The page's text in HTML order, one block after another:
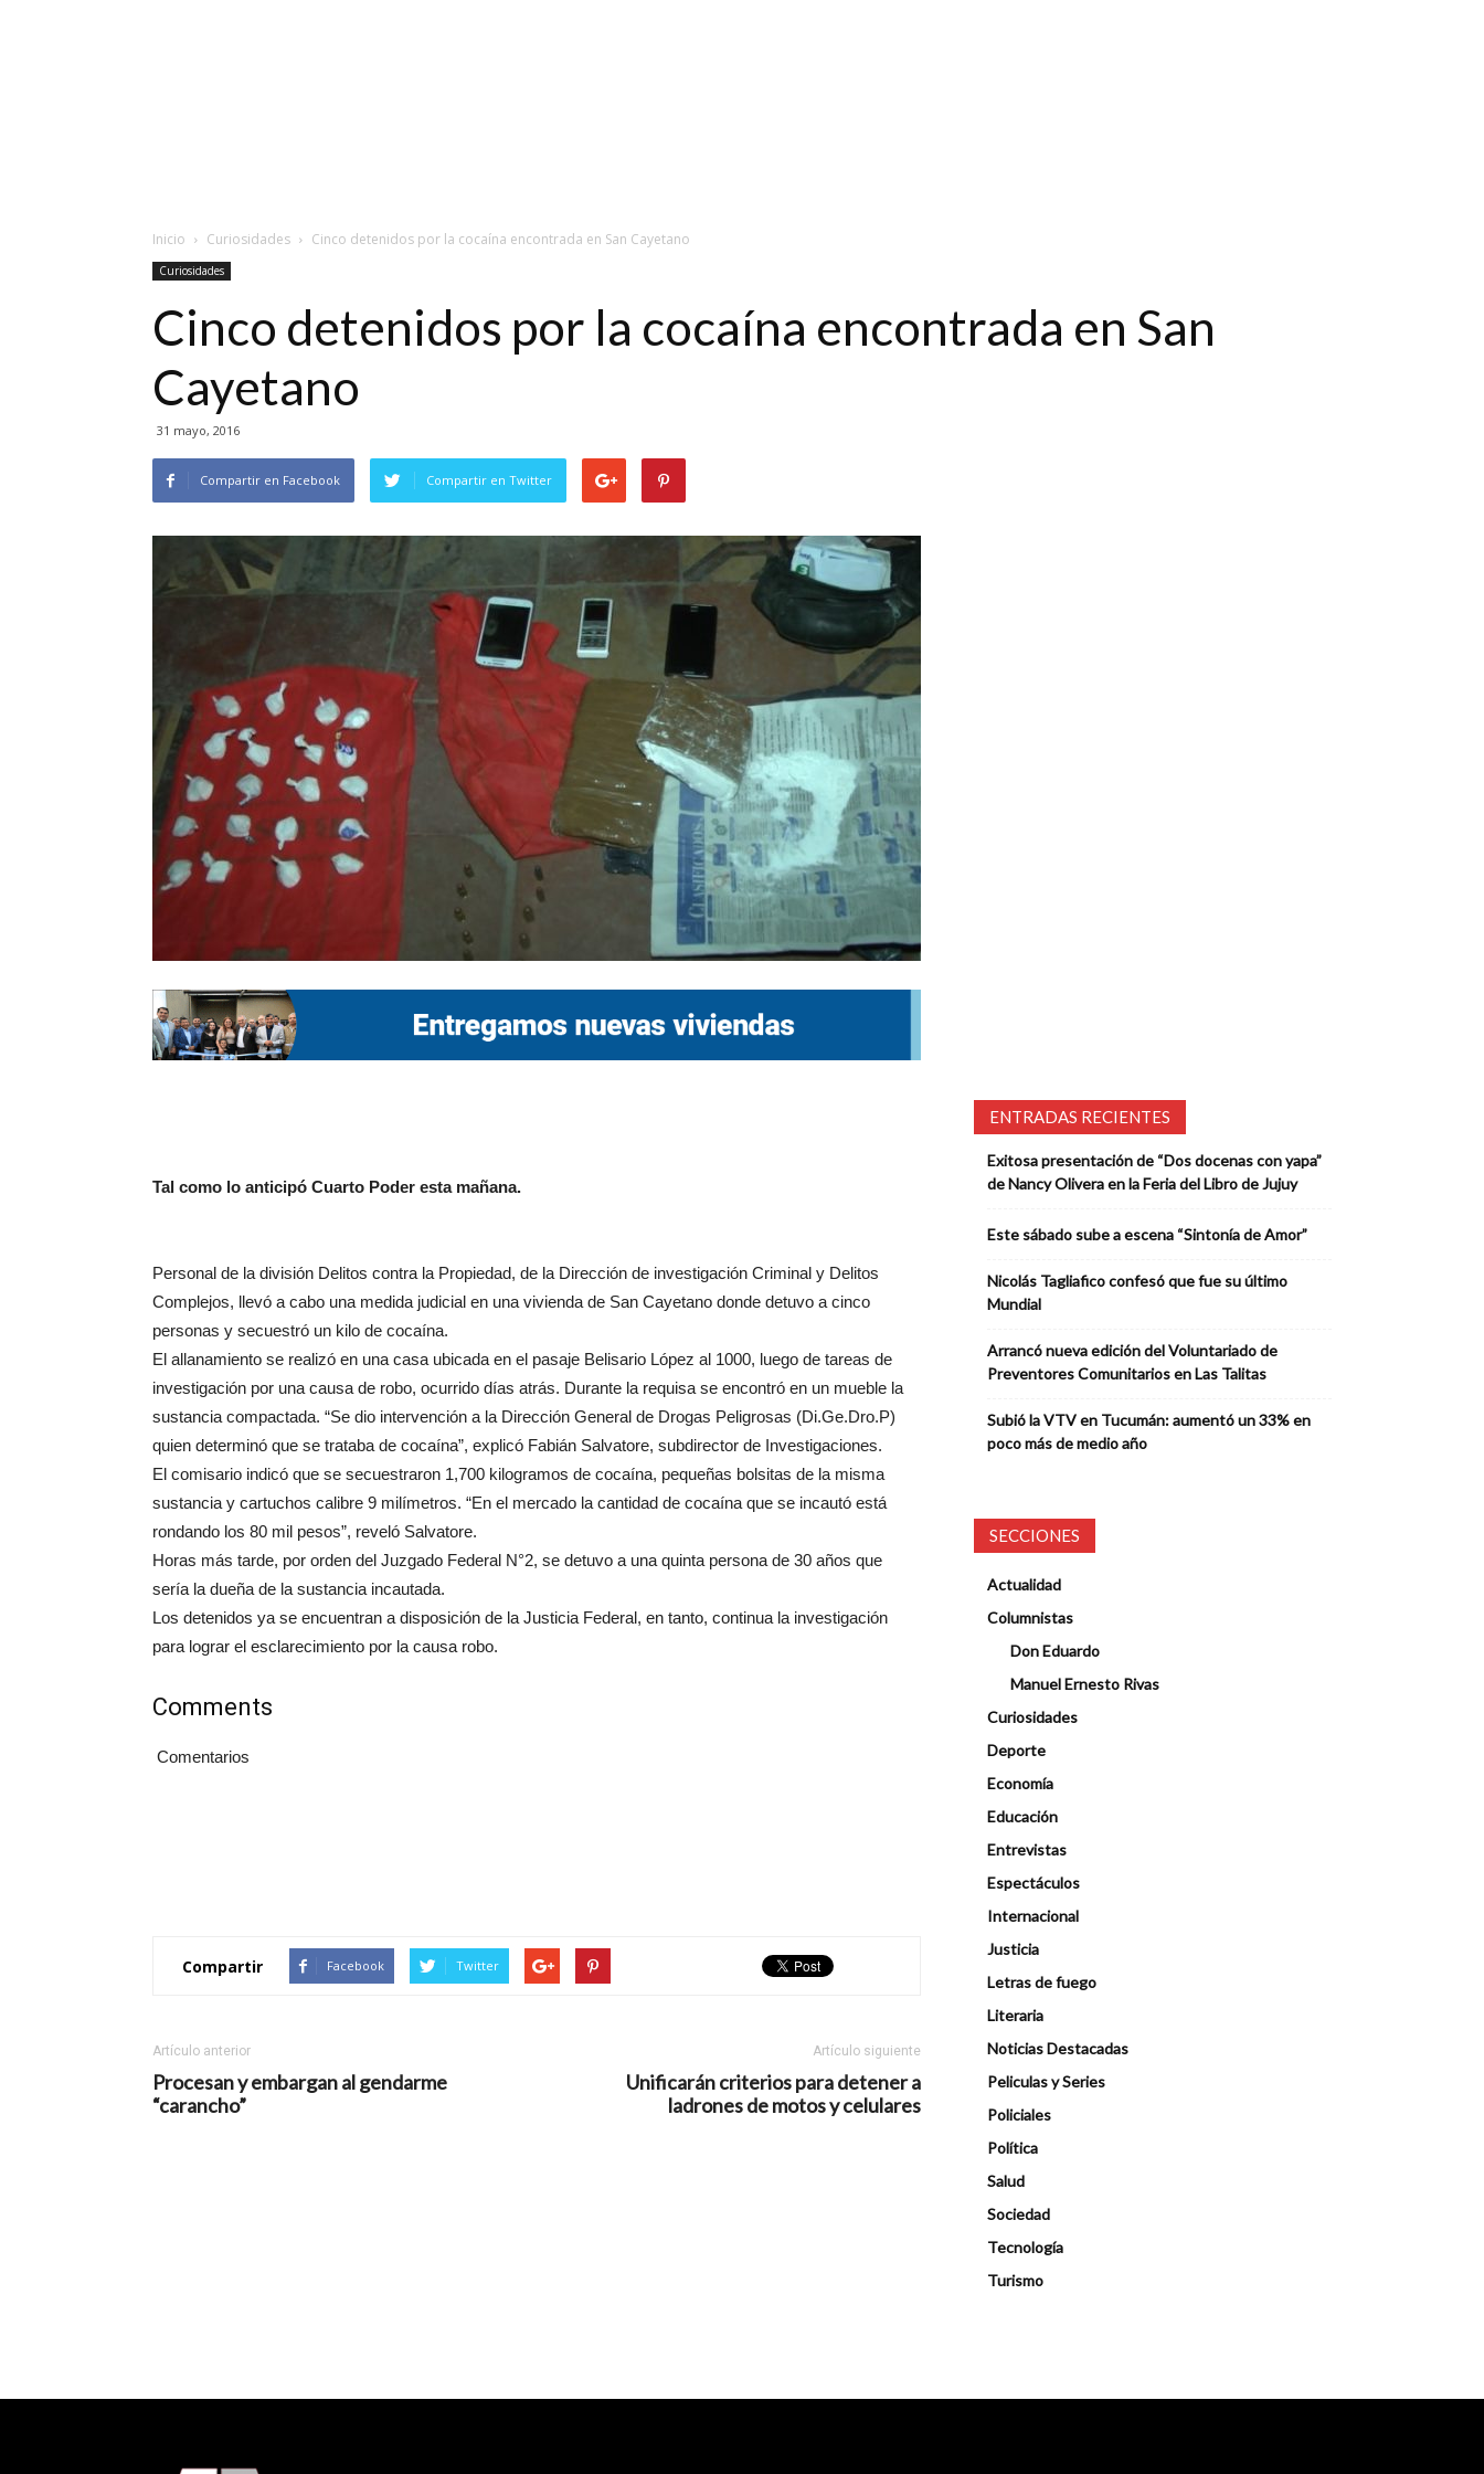
Inicio Curiosidades Cinco detenidos por la cocaína encontrada en San Cayetano
Curiosidades
Cinco detenidos por la cocaína encontrada en San
Cayetano
31 mayo, 2016
Compartir en Facebook Compartir en Twitter
Tal como lo anticipó Cuarto Poder esta mañana.
Personal de la división Delitos contra la Propiedad, de la Dirección de investigación Criminal y Delitos
Complejos, llevó a cabo una medida judicial en una vivienda de San Cayetano donde detuvo a cinco
personas y secuestró un kilo de cocaína.
El allanamiento se realizó en una casa ubicada en el pasaje Belisario López al 1000, luego de tareas de
investigación por una causa de robo, ocurrido días atrás. Durante la requisa se encontró en un mueble la
sustancia compactada. “Se dio intervención a la Dirección General de Drogas Peligrosas (Di.Ge.Dro.P)
quien determinó que se trataba de cocaína”, explicó Fabián Salvatore, subdirector de Investigaciones.
El comisario indicó que se secuestraron 1,700 kilogramos de cocaína, pequeñas bolsitas de la misma
sustancia y cartuchos calibre 9 milímetros. “En el mercado la cantidad de cocaína que se incautó está
rondando los 80 mil pesos”, reveló Salvatore.
Horas más tarde, por orden del Juzgado Federal N°2, se detuvo a una quinta persona de 30 años que
sería la dueña de la sustancia incautada.
Los detenidos ya se encuentran a disposición de la Justicia Federal, en tanto, continua la investigación
para lograr el esclarecimiento por la causa robo.
Comments
Comentarios
Compartir Facebook Twitter
Artículo anterior
Procesan y embargan al gendarme
“carancho”
Artículo siguiente
Unificarán criterios para detener a
ladrones de motos y celulares
ENTRADAS RECIENTES
Exitosa presentación de “Dos docenas con yapa”
de Nancy Olivera en la Feria del Libro de Jujuy
Este sábado sube a escena “Sintonía de Amor”
Nicolás Tagliafico confesó que fue su último
Mundial
Arrancó nueva edición del Voluntariado de
Preventores Comunitarios en Las Talitas
Subió la VTV en Tucumán: aumentó un 33% en
poco más de medio año
SECCIONES
Actualidad
Columnistas
Don Eduardo
Manuel Ernesto Rivas
Curiosidades
Deporte
Economía
Educación
Entrevistas
Espectáculos
Internacional
Justicia
Letras de fuego
Literaria
Noticias Destacadas
Peliculas y Series
Policiales
Política
Salud
Sociedad
Tecnología
Turismo